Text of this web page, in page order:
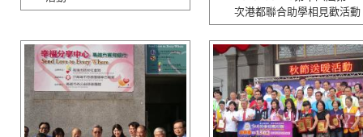
次港都聯合助學相見歡活動